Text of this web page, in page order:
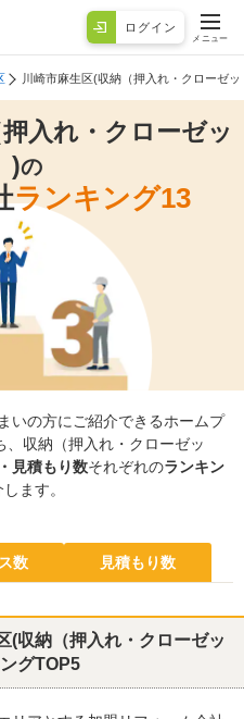
ログイン
メニュー
川崎市麻生区(収納（押入れ・クローゼ
入れ・クローゼッ
)の
ランキング13
いの方にご紹介できるホームプ
収納（押入れ・クローゼッ
見積もり数それぞれのランキン
ます。
数 見積もり数
(収納（押入れ・クローゼッ
グTOP5